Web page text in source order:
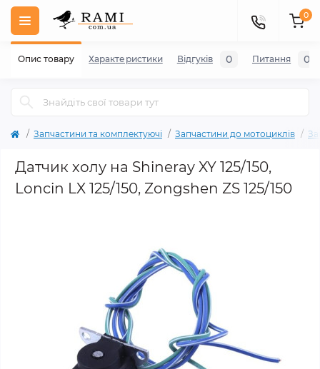
0
Запчастини та комплектуючі Запчастини до мотоциклів
Датчик холу на Shineray XY 125/150,
Loncin LX 125/150, Zongshen ZS 125/150
Опис товару Характеристики Відгуків 0 Питання 0